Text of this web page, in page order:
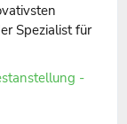
Spezialist für
-